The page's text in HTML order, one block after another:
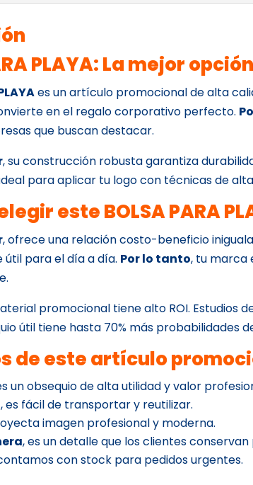
PLAYA: La mejor
es un artículo promocional de alta
en el regalo corporativo perfecto.
que buscan destacar.
, su construcción robusta garantiza
para aplicar tu logo con técnicas de
este BOLSA PARA
, ofrece una relación costo-beneficio
para el día a día. Por lo tanto, tu marca
promocional tiene alto ROI. Estudios
útil tiene hasta 70% más probabilidades
de este artículo
un obsequio de alta utilidad y valor
, es fácil de transportar y reutilizar.
imagen profesional y moderna.
, es un detalle que los clientes conservan
con stock para pedidos urgentes.